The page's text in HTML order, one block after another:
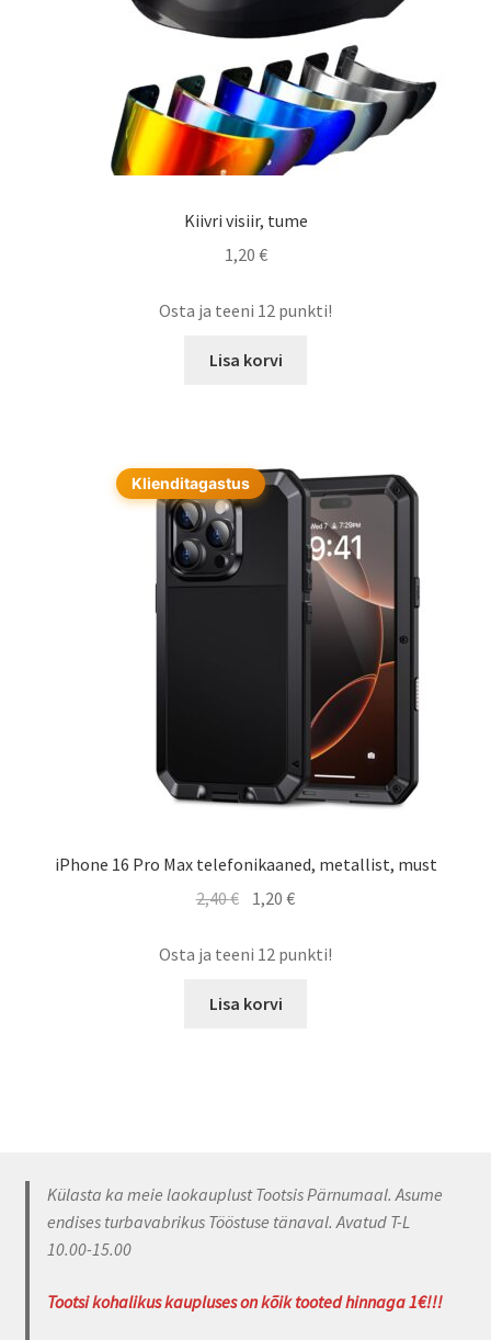
Kiivri visiir, tume
1,20 €
Osta ja teeni 12 punkti!
Lisa korvi
Klienditagastus
iPhone 16 Pro Max telefonikaaned, metallist, must
2,40€ Algne
oli:
1,20€Praegune
on:
Osta ja teeni 12 punkti!
Lisa korvi
Külasta ka meie laokauplust Tootsis Pärnumaal. Asume
endises turbavabrikus Tööstuse tänaval. Avatud T-L
10.00-15.00
Tootsi kohalikus kaupluses on kõik tooted hinnaga 1€!!!